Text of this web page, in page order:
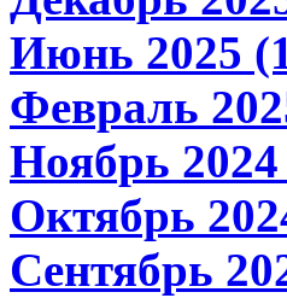
Июнь 2025
Февраль
Ноябрь
Октябрь
Сентябрь